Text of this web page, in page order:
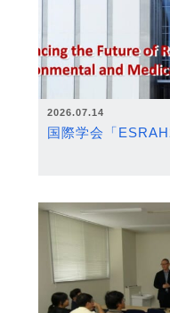
2026.07.14
国際学会「